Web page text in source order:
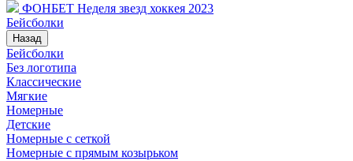
ФОНБЕТ Неделя звезд хоккея 2023
Бейсболки
Назад
Бейсболки
Без логотипа
Классические
Мягкие
Номерные
Детские
Номерные с сеткой
Номерные с прямым козырьком